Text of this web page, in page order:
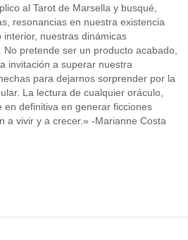
al Tarot de Marsella y busqué,
resonancias en nuestra existencia
nuestras dinámicas
pretende ser un producto acabado,
invitación a superar nuestra
para dejarnos sorprender por la
La lectura de cualquier oráculo,
en definitiva en generar ficciones
a vivir y a crecer.» -Marianne Costa